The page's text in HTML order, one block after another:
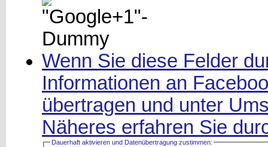
Wenn Sie diese Felder
Informationen an
übertragen und unter
Näheres erfahren Sie
Dauerhaft aktivieren und Datenüber­tragung zustimmen: